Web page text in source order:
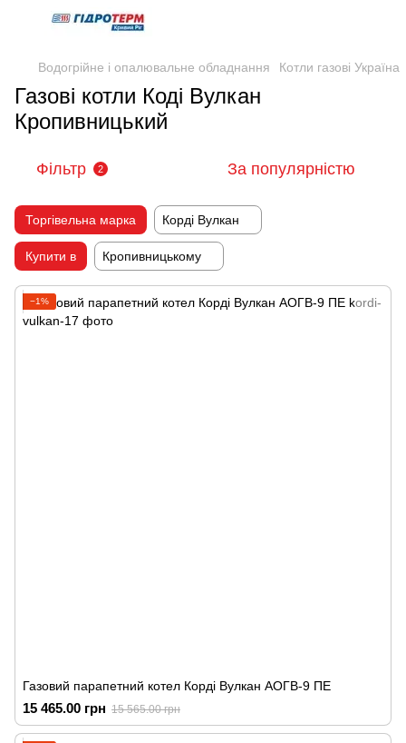
Водогрійне і опалювальне обладнання Котли газові Україна
Газові котли Коді Вулкан
Кропивницький
Фільтр 2 За популярністю
Торгівельна марка Корді Вулкан
Купити в Кропивницькому
−1%
Газовий парапетний котел Корді Вулкан АОГВ-9 ПЕ
15 465.00 грн 15 565.00 грн